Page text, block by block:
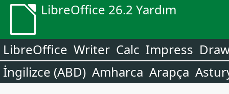
LibreOffice 26.2 Yardım
LibreOffice Writer Calc Impress
İngilizce (ABD) Amharca Arapça